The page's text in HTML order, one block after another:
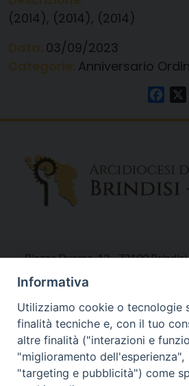
(2014), (2014), (2014)
03/09/2023
Anniversario
Piazza Duomo, 12 - 72100 Brindisi
Tel 0831.521958
Fax 0831.528315
Orari Curia
Mar. / Mer. / Giov. ore 9 - 13
Informativa
Utilizziamo cookie o tecnologie
finalità tecniche e, con il tuo
altre finalità ("interazioni e
"miglioramento
"targeting e pubblicità") come